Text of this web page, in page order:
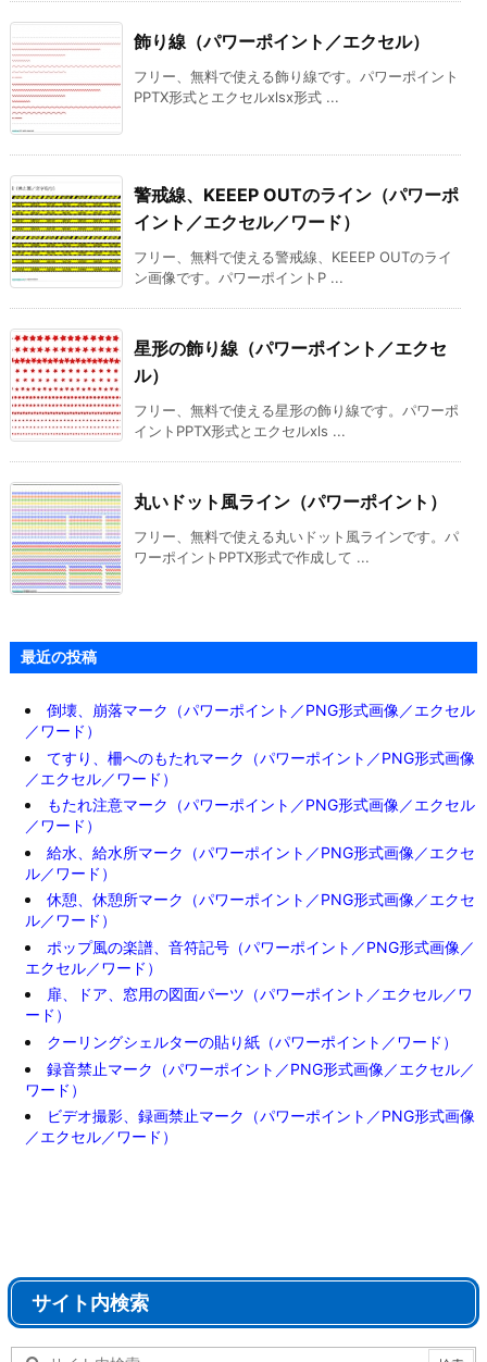
飾り線（パワーポイント／エクセル）
フリー、無料で使える飾り線です。パワーポイント
PPTX形式とエクセルxlsx形式 ...
警戒線、KEEEP OUTのライン（パワーポ
イント／エクセル／ワード）
フリー、無料で使える警戒線、KEEEP OUTのライ
ン画像です。パワーポイントP ...
星形の飾り線（パワーポイント／エクセ
ル）
フリー、無料で使える星形の飾り線です。パワーポ
イントPPTX形式とエクセルxls ...
丸いドット風ライン（パワーポイント）
フリー、無料で使える丸いドット風ラインです。パ
ワーポイントPPTX形式で作成して ...
最近の投稿
倒壊、崩落マーク（パワーポイント／PNG形式画像／エクセル
／ワード）
てすり、柵へのもたれマーク（パワーポイント／PNG形式画像
／エクセル／ワード）
もたれ注意マーク（パワーポイント／PNG形式画像／エクセル
／ワード）
給水、給水所マーク（パワーポイント／PNG形式画像／エクセ
ル／ワード）
休憩、休憩所マーク（パワーポイント／PNG形式画像／エクセ
ル／ワード）
ポップ風の楽譜、音符記号（パワーポイント／PNG形式画像／
エクセル／ワード）
扉、ドア、窓用の図面パーツ（パワーポイント／エクセル／ワ
ード）
クーリングシェルターの貼り紙（パワーポイント／ワード）
録音禁止マーク（パワーポイント／PNG形式画像／エクセル／
ワード）
ビデオ撮影、録画禁止マーク（パワーポイント／PNG形式画像
／エクセル／ワード）
サイト内検索